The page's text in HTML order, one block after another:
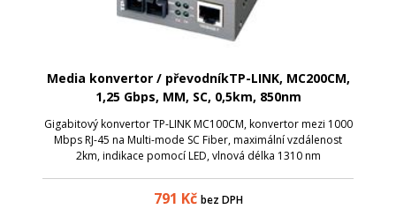
Media konvertor / převodníkTP-LINK, MC200CM,
1,25 Gbps, MM, SC, 0,5km, 850nm
Gigabitový konvertor TP-LINK MC100CM, konvertor mezi 1000
Mbps RJ-45 na Multi-mode SC Fiber, maximální vzdálenost
2km, indikace pomocí LED, vlnová délka 1310 nm
791 Kč bez DPH